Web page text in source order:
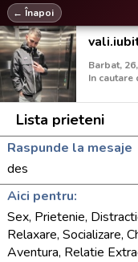
← Înapoi
Barbat,
In cautare
Lista prieteni
Raspunde la mesaje
des
Aici pentru:
Sex, Prietenie,
Relaxare, Socializare,
Aventura, Relatie